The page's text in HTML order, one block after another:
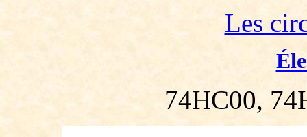
Les
74HC00,